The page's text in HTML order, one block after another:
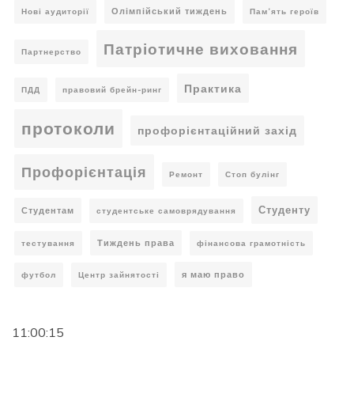
Нові аудиторії Олімпійський тиждень Пам’ять героїв
Партнерство Патріотичне виховання
ПДД правовий брейн-ринг Практика
протоколи профорієнтаційний захід
Профорієнтація Ремонт Стоп булінг
Студентам студентське самоврядування Студенту
тестування Тиждень права фінансова грамотність
футбол Центр зайнятості я маю право
11:00:16